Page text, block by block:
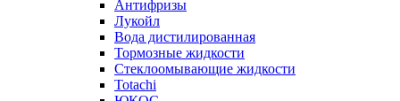
Антифризы
Лукойл
Вода дистилированная
Тормозные жидкости
Стеклоомывающие жидкости
Totachi